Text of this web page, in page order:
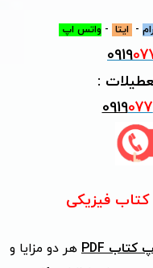
- ایتا - واتس اپ
0919
:
0919077
کتاب‌PDF هر دو مزایا و